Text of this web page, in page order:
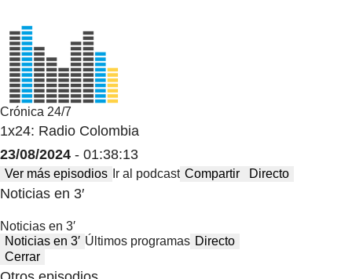
Crónica 24/7
1x24: Radio Colombia
23/08/2024 - 01:38:13
Ver más episodios Ir al podcast Compartir Directo
Noticias en 3′
Noticias en 3′
Noticias en 3′ Últimos programas Directo
Cerrar